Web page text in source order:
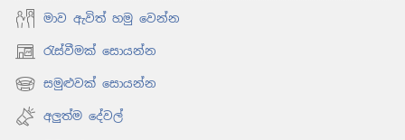
මාව ඇවිත් හමු වෙන්න
රැස්වීමක් සොයන්න
(opens
new
window)
සමුළුවක් සොයන්න
(opens
new
window)
අලුත්ම දේවල්